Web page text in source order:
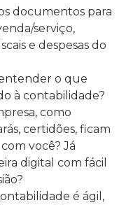
documentos para
serviço,
e despesas do
o que
à contabilidade?
como
certidões, ficam
você? Já
digital com fácil
é ágil,